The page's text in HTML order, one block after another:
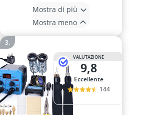
Mostra di più
Mostra meno
VALUTAZIONE
9,8
Eccellente
144